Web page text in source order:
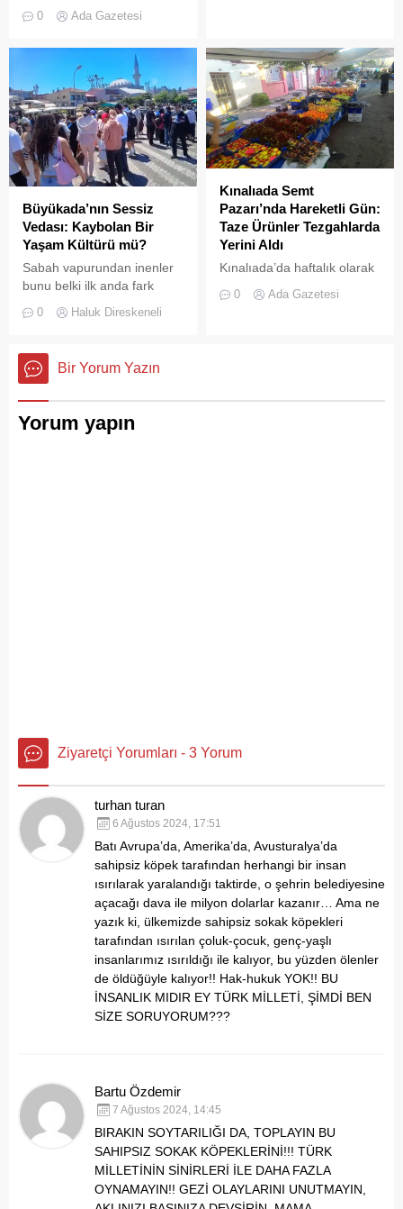
çatısında, tamirat
çıktı. Gökyüzünü kaplayan
yoğun duman paniğe neden
olurken, itfaiye ekipleri
yangına hızla müdahale etti.
0 Ada Gazetesi
Büyükada’nın Sessiz
Vedası: Kaybolan Bir
Yaşam Kültürü mü?
Sabah vapurundan inenler
bunu belki ilk anda fark
Büyükada’yı elli, altmış yıldır
ve adımları değişti
0 Haluk Direskeneli
Kınalıada Semt
Pazarı’nda Hareketli Gün:
Taze Ürünler Tezgahlarda
Yerini Aldı
Kınalıada’da haftalık olarak
sakinleri ve ziyaretçilerin
0 Ada Gazetesi
Bir Yorum Yazın
Yorum yapın
Ziyaretçi Yorumları - 3 Yorum
turhan turan
6 Ağustos 2024, 17:51
Batı Avrupa’da, Amerika’da, Avusturalya’da
sahipsiz köpek tarafından herhangi bir insan
ısırılarak yaralandığı taktirde, o şehrin belediyesine
açacağı dava ile milyon dolarlar kazanır… Ama ne
yazık ki, ülkemizde sahipsiz sokak köpekleri
tarafından ısırılan çoluk-çocuk, genç-yaşlı
insanlarımız ısırıldığı ile kalıyor, bu yüzden ölenler
de öldüğüyle kalıyor!! Hak-hukuk YOK!! BU
İNSANLIK MIDIR EY TÜRK MİLLETİ, ŞİMDİ BEN
SİZE SORUYORUM???
Bartu Özdemir
7 Ağustos 2024, 14:45
BIRAKIN SOYTARILIĞI DA, TOPLAYIN BU
SAHIPSIZ SOKAK KÖPEKLERİNİ!!! TÜRK
MİLLETİNİN SİNİRLERİ İLE DAHA FAZLA
OYNAMAYIN!! GEZİ OLAYLARINI UNUTMAYIN,